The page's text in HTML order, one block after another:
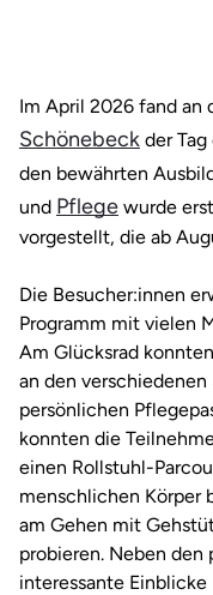
Im April 2026 fand an
Schönebeck der
den bewährten
und Pflege wurde
vorgestellt, die ab
Die Besucher:innen
Programm mit vielen
Am Glücksrad
an den
persönlichen
konnten die
einen Rollstuhl-
menschlichen Körper
am Gehen mit
probieren. Neben
interessante